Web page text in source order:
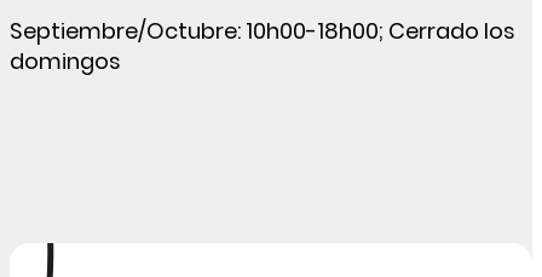
Septiembre/Octubre: 10h00-18h00; Cerrado los
domingos